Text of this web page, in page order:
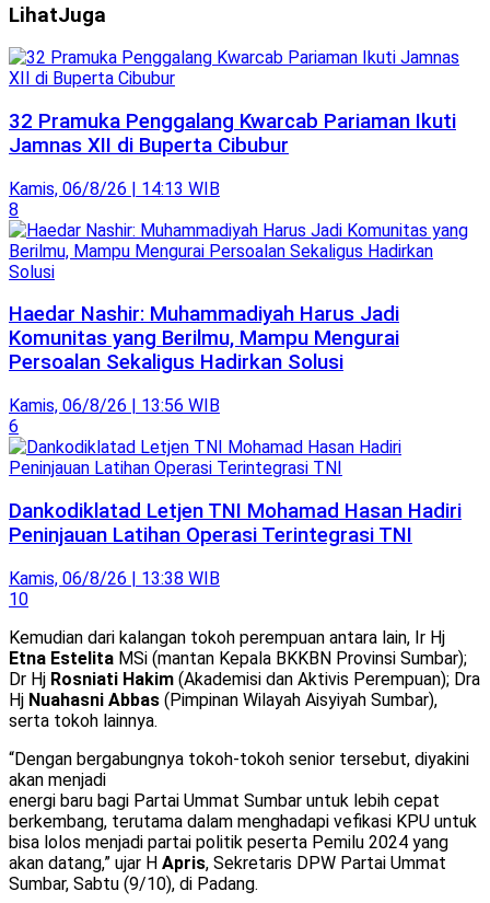
LihatJuga
32 Pramuka Penggalang Kwarcab Pariaman Ikuti
Jamnas XII di Buperta Cibubur
Kamis, 06/8/26 | 14:13 WIB
8
Haedar Nashir: Muhammadiyah Harus Jadi
Komunitas yang Berilmu, Mampu Mengurai
Persoalan Sekaligus Hadirkan Solusi
Kamis, 06/8/26 | 13:56 WIB
6
Dankodiklatad Letjen TNI Mohamad Hasan Hadiri
Peninjauan Latihan Operasi Terintegrasi TNI
Kamis, 06/8/26 | 13:38 WIB
10
Kemudian dari kalangan tokoh perempuan antara lain, Ir Hj
Etna Estelita MSi (mantan Kepala BKKBN Provinsi Sumbar);
Dr Hj Rosniati Hakim (Akademisi dan Aktivis Perempuan); Dra
Hj Nuahasni Abbas (Pimpinan Wilayah Aisyiyah Sumbar),
serta tokoh lainnya.
“Dengan bergabungnya tokoh-tokoh senior tersebut, diyakini
akan menjadi
energi baru bagi Partai Ummat Sumbar untuk lebih cepat
berkembang, terutama dalam menghadapi vefikasi KPU untuk
bisa lolos menjadi partai politik peserta Pemilu 2024 yang
akan datang,” ujar H Apris, Sekretaris DPW Partai Ummat
Sumbar, Sabtu (9/10), di Padang.